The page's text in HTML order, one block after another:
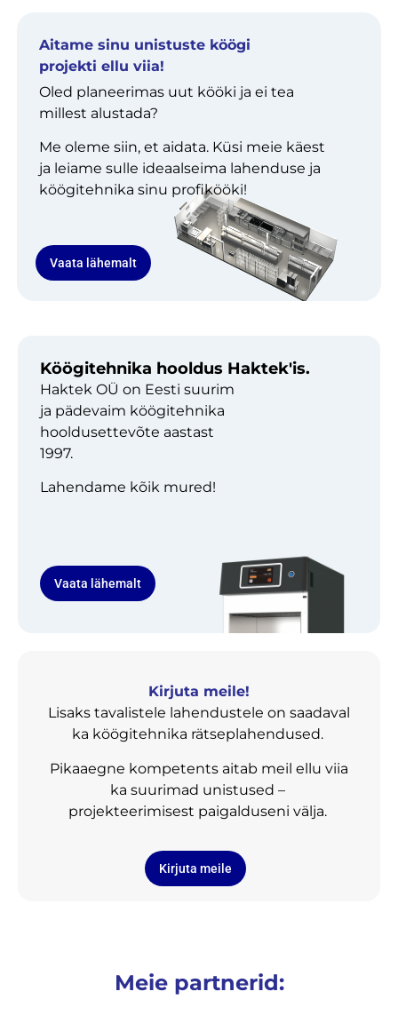
Aitame sinu unistuste köögi
projekti ellu viia!
Oled planeerimas uut kööki ja ei tea
millest alustada?
Me oleme siin, et aidata. Küsi meie käest
ja leiame sulle ideaalseima lahenduse ja
köögitehnika sinu profikööki!
Vaata lähemalt
Köögitehnika hooldus Haktek'is.
Haktek OÜ on Eesti suurim
ja pädevaim köögitehnika
hooldusettevõte aastast
1997.
Lahendame kõik mured!
Vaata lähemalt
Kirjuta meile!
Lisaks tavalistele lahendustele on saadaval
ka köögitehnika rätseplahendused.
Pikaaegne kompetents aitab meil ellu viia
ka suurimad unistused –
projekteerimisest paigalduseni välja.
Kirjuta meile
Meie partnerid: